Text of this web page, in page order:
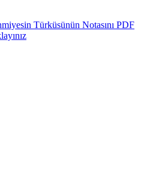
Türküsünün Notasını PDF